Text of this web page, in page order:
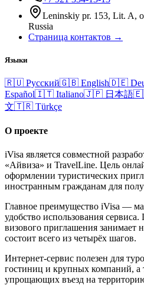
Leninskiy pr. 153, Lit. A,
Russia
Страница контактов →
Языки
🇷🇺 Русский🇬🇧 English🇩🇪
Español🇮🇹 Italiano🇯🇵 日本語
文🇹🇷 Türkçe
О проекте
iVisa является совместной
«Айвиза» и TravelLine. Цель
оформлении туристических
иностранным гражданам для
Главное преимущество iVisa —
удобство использования
визового приглашения занимает
состоит всего из четырёх шагов.
Интернет-сервис полезен для
гостиниц и крупных компаний, а
упрощающих въезд на